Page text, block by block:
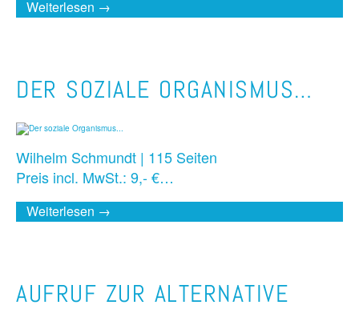
Weiterlesen →
DER SOZIALE ORGANISMUS…
Wilhelm Schmundt | 115 Seiten
Preis incl. MwSt.: 9,- €…
Weiterlesen →
AUFRUF ZUR ALTERNATIVE